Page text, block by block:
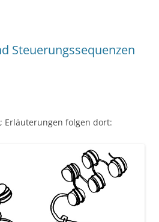
Steuerungssequenzen
Erläuterungen folgen dort: